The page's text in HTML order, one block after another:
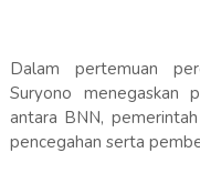
Dalam pertemuan
Suryono menegaskan
antara BNN,
pencegahan serta